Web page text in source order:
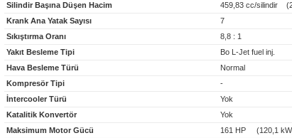
Silindir Başına Düşen Hacim
459,83 cc/silindir
Krank Ana Yatak Sayısı
7
Sıkıştırma Oranı
8,8 : 1
Yakıt Besleme Tipi
Bo L-Jet fuel inj.
Hava Besleme Türü
Normal
Kompresör Tipi
-
İntercooler Türü
Yok
Katalitik Konvertör
Yok
Maksimum Motor Gücü
161 HP (120,1